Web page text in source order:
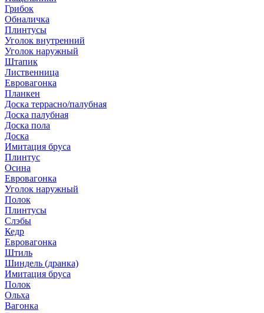
Грибок
Обналичка
Плинтусы
Уголок внутренний
Уголок наружный
Штапик
Лиственница
Евровагонка
Планкен
Доска террасно/палубная
Доска палубная
Доска пола
Доска
Имитация бруса
Плинтус
Осина
Евровагонка
Уголок наружный
Полок
Плинтусы
Слэбы
Кедр
Евровагонка
Штиль
Шиндель (дранка)
Имитация бруса
Полок
Ольха
Вагонка